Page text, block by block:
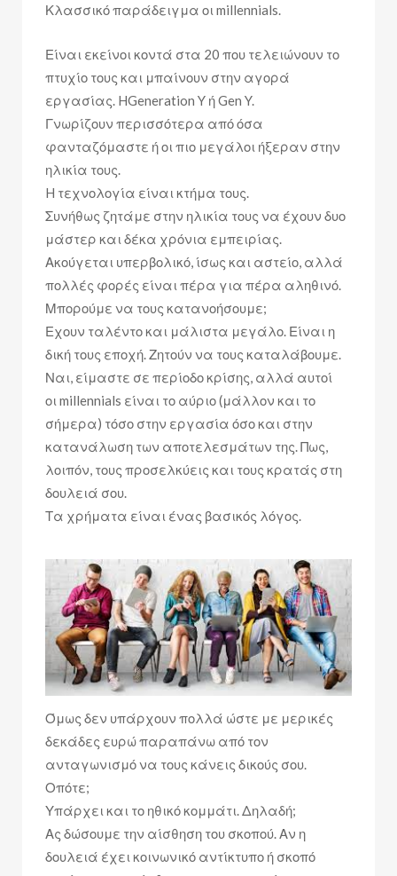
Κλασσικό παράδειγμα οι millennials.
Είναι εκείνοι κοντά στα 20 που τελειώνουν το
πτυχίο τους και μπαίνουν στην αγορά
εργασίας. HGeneration Y ή Gen Y.
Γνωρίζουν περισσότερα από όσα
φανταζόμαστε ή οι πιο μεγάλοι ήξεραν στην
ηλικία τους.
H τεχνολογία είναι κτήμα τους.
Συνήθως ζητάμε στην ηλικία τους να έχουν δυο
μάστερ και δέκα χρόνια εμπειρίας.
Ακούγεται υπερβολικό, ίσως και αστείο, αλλά
πολλές φορές είναι πέρα για πέρα αληθινό.
Μπορούμε να τους κατανοήσουμε;
Εχουν ταλέντο και μάλιστα μεγάλο. Είναι η
δική τους εποχή. Ζητούν να τους καταλάβουμε.
Ναι, είμαστε σε περίοδο κρίσης, αλλά αυτοί
οι millennials είναι το αύριο (μάλλον και το
σήμερα) τόσο στην εργασία όσο και στην
κατανάλωση των αποτελεσμάτων της. Πως,
λοιπόν, τους προσελκύεις και τους κρατάς στη
δουλειά σου.
Τα χρήματα είναι ένας βασικός λόγος.
Όμως δεν υπάρχουν πολλά ώστε με μερικές
δεκάδες ευρώ παραπάνω από τον
ανταγωνισμό να τους κάνεις δικούς σου.
Οπότε;
Υπάρχει και το ηθικό κομμάτι. Δηλαδή;
Ας δώσουμε την αίσθηση του σκοπού. Αν η
δουλειά έχει κοινωνικό αντίκτυπο ή σκοπό